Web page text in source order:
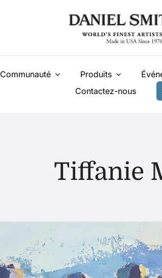
Communauté Produits
Contactez-nous
Tiffanie